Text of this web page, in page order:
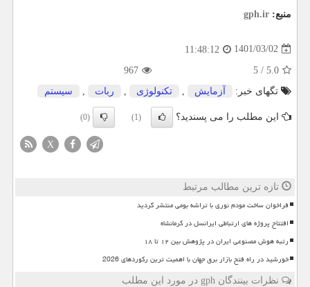
منبع: gph.ir
1401/03/02
11:48:12
5.0
/
5
967
تگهای خبر:
آزمایش , تكنولوژی , ربات , سیستم
این مطلب را می پسندید؟ (1)
(0)
X
تازه ترین مطالب مرتبط
فراخوان ساخت مودم نوری با تراشه بومی منتشر گردید
افتتاح پروژه های ارتباطی ایرانسل در کرمانشاه
رتبه هوش مصنوعی ایران در پژوهش بین ۱۲ تا ۱۸
خورشید در راه فتح بازار برق جهان با اهمیت ترین رکوردهای 2026
نظرات بینندگان gph در مورد این مطلب